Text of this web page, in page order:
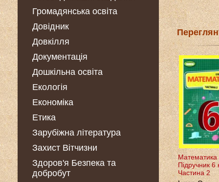
Громадянська освіта
Довідник
Довкілля
Документація
Дошкільна освіта
Екологія
Економіка
Етика
Зарубіжна література
Захист Вітчизни
Здоров'я Безпека та
добробут
Математика
Підручник 6
Частина 2